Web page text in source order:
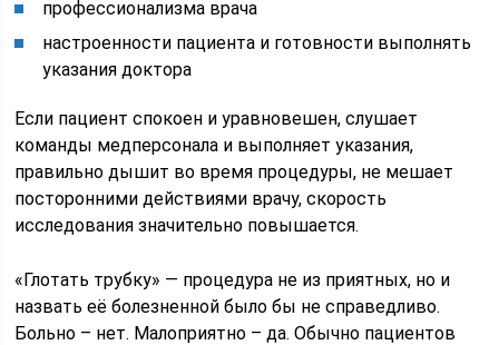
профессионализма врача
настроенности пациента и готовности выполнять
указания доктора
Если пациент спокоен и уравновешен, слушает
команды медперсонала и выполняет указания,
правильно дышит во время процедуры, не мешает
посторонними действиями врачу, скорость
исследования значительно повышается.
«Глотать трубку» — процедура не из приятных, но и
назвать её болезненной было бы не справедливо.
Больно – нет. Малоприятно – да. Обычно пациентов